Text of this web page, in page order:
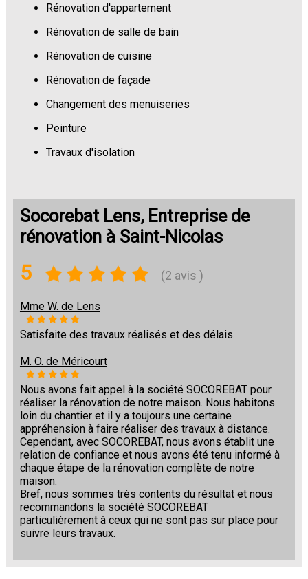
Rénovation d'appartement
Rénovation de salle de bain
Rénovation de cuisine
Rénovation de façade
Changement des menuiseries
Peinture
Travaux d'isolation
Socorebat Lens, Entreprise de
rénovation à Saint-Nicolas
5 (2 avis )
Mme W. de Lens
Satisfaite des travaux réalisés et des délais.
M. O. de Méricourt
Nous avons fait appel à la société SOCOREBAT pour
réaliser la rénovation de notre maison. Nous habitons
loin du chantier et il y a toujours une certaine
appréhension à faire réaliser des travaux à distance.
Cependant, avec SOCOREBAT, nous avons établit une
relation de confiance et nous avons été tenu informé à
chaque étape de la rénovation complète de notre
maison.
Bref, nous sommes très contents du résultat et nous
recommandons la société SOCOREBAT
particulièrement à ceux qui ne sont pas sur place pour
suivre leurs travaux.